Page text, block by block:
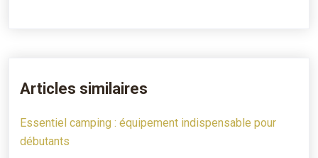
Articles similaires
Essentiel camping : équipement indispensable pour
débutants